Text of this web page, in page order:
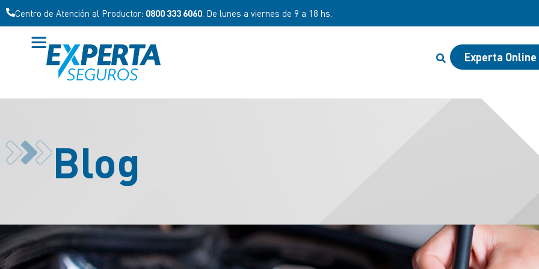
Centro de Atención al Productor: 0800 333 6060 . De lunes a viernes de 9 a 18 hs.
Experta Online
Blog